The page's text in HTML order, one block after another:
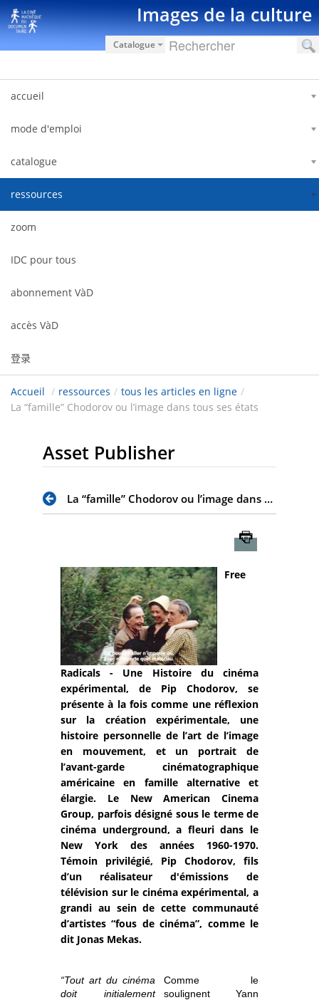
跳转到内容 Images de la culture
Catalogue
accueil
mode d'emploi
catalogue
ressources
zoom
IDC pour tous
abonnement VàD
accès VàD
登录
Accueil / ressources / tous les articles en ligne /
La “famille” Chodorov ou l’image dans tous ses états
Asset Publisher
La “famille” Chodorov ou l’image dans tous ses états
Free
Radicals - Une Histoire du cinéma
expérimental, de Pip Chodorov, se
présente à la fois comme une réflexion
sur la création expérimentale, une
histoire personnelle de l’art de l’image
en mouvement, et un portrait de
l’avant-garde cinématographique
américaine en famille alternative et
élargie. Le New American Cinema
Group, parfois désigné sous le terme de
cinéma underground, a fleuri dans le
New York des années 1960-1970.
Témoin privilégié, Pip Chodorov, fils
d’un réalisateur d'émissions de
télévision sur le cinéma expérimental, a
grandi au sein de cette communauté
d’artistes “fous de cinéma”, comme le
dit Jonas Mekas.
“Tout art du cinéma
doit initialement
Comme le
soulignent Yann